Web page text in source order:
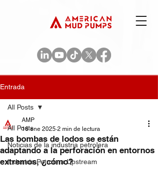
Entrada
All Posts
Noticias de la industria petrolera
Industria Petrolera Upstream
All Posts
Las bombas de lodos se están
adaptando a la perforación en entornos
extremos, ¿cómo?
AMP
16 ene 2025 2 min de lectura